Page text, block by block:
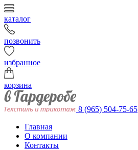
каталог
позвонить
избранное
корзина
8 (965) 504-75-65
Главная
О компании
Контакты